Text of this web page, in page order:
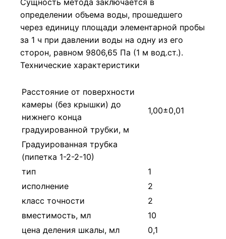
Сущность метода заключается в
определении объема воды, прошедшего
через единицу площади элементарной пробы
за 1 ч при давлении воды на одну из его
сторон, равном 9806,65 Па (1 м вод.ст.).
Технические характеристики
Расстояние от поверхности
камеры (без крышки) до
нижнего конца
градуированной трубки, м
1,00±0,01
Градуированная трубка
(пипетка 1-2-2-10)
тип
1
исполнение
2
класс точности
2
вместимость, мл
10
цена деления шкалы, мл
0,1